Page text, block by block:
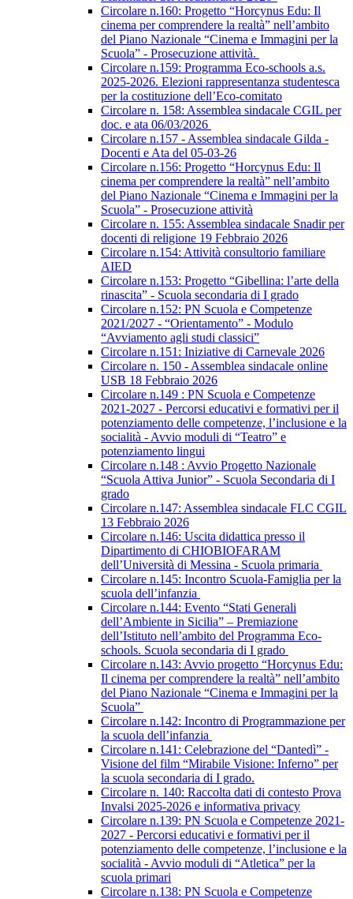
Circolare n.160: Progetto “Horcynus Edu: Il
cinema per comprendere la realtà” nell’ambito
del Piano Nazionale “Cinema e Immagini per la
Scuola” - Prosecuzione attività.
Circolare n.159: Programma Eco-schools a.s.
2025-2026. Elezioni rappresentanza studentesca
per la costituzione dell’Eco-comitato
Circolare n. 158: Assemblea sindacale CGIL per
doc. e ata 06/03/2026
Circolare n.157 - Assemblea sindacale Gilda -
Docenti e Ata del 05-03-26
Circolare n.156: Progetto “Horcynus Edu: Il
cinema per comprendere la realtà” nell’ambito
del Piano Nazionale “Cinema e Immagini per la
Scuola” - Prosecuzione attività
Circolare n. 155: Assemblea sindacale Snadir per
docenti di religione 19 Febbraio 2026
Circolare n.154: Attività consultorio familiare
AIED
Circolare n.153: Progetto “Gibellina: l’arte della
rinascita” - Scuola secondaria di I grado
Circolare n.152: PN Scuola e Competenze
2021/2027 - “Orientamento” - Modulo
“Avviamento agli studi classici”
Circolare n.151: Iniziative di Carnevale 2026
Circolare n. 150 - Assemblea sindacale online
USB 18 Febbraio 2026
Circolare n.149 : PN Scuola e Competenze
2021-2027 - Percorsi educativi e formativi per il
potenziamento delle competenze, l’inclusione e la
socialità - Avvio moduli di “Teatro” e
potenziamento lingui
Circolare n.148 : Avvio Progetto Nazionale
“Scuola Attiva Junior” - Scuola Secondaria di I
grado
Circolare n.147: Assemblea sindacale FLC CGIL
13 Febbraio 2026
Circolare n.146: Uscita didattica presso il
Dipartimento di CHIOBIOFARAM
dell’Università di Messina - Scuola primaria
Circolare n.145: Incontro Scuola-Famiglia per la
scuola dell’infanzia
Circolare n.144: Evento “Stati Generali
dell’Ambiente in Sicilia” – Premiazione
dell’Istituto nell’ambito del Programma Eco-
schools. Scuola secondaria di I grado
Circolare n.143: Avvio progetto “Horcynus Edu:
Il cinema per comprendere la realtà” nell’ambito
del Piano Nazionale “Cinema e Immagini per la
Scuola”
Circolare n.142: Incontro di Programmazione per
la scuola dell’infanzia
Circolare n.141: Celebrazione del “Dantedì” -
Visione del film “Mirabile Visione: Inferno” per
la scuola secondaria di I grado.
Circolare n. 140: Raccolta dati di contesto Prova
Invalsi 2025-2026 e informativa privacy
Circolare n.139: PN Scuola e Competenze 2021-
2027 - Percorsi educativi e formativi per il
potenziamento delle competenze, l’inclusione e la
socialità - Avvio moduli di “Atletica” per la
scuola primari
Circolare n.138: PN Scuola e Competenze